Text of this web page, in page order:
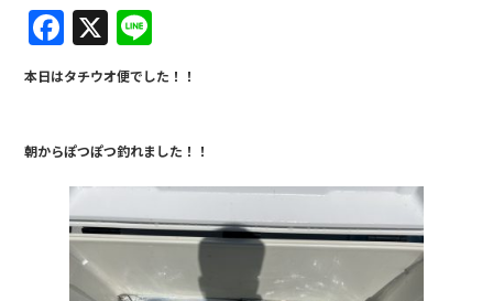
F
a
c
e
b
o
o
k
X
n
e
本日はタチウオ便でした！！
朝からぽつぽつ釣れました！！